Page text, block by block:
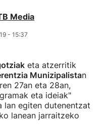
Media
- 15:37
eta atzerritik
Munizipalistan
27an eta 28an,
eta ideiak"
egiten dutenentzat
lanean jarraitzeko